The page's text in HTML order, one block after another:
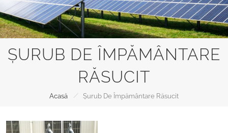
ȘURUB DE ÎMPĂMÂNTARE
RĂSUCIT
Acasă / Șurub De Împământare Răsucit